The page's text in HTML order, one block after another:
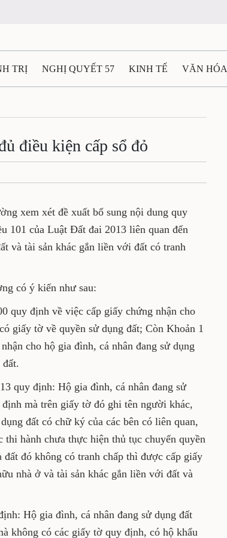
TRỊ NGHỊ QUYẾT 57 KINH TẾ VĂN HÓA
- MÔI TRƯỜNG THỂ THAO
điều kiện cấp sổ đỏ
xem xét đề xuất bổ sung nội dung quy
101 của Luật Đất đai 2013 liên quan đến
và tài sản khác gắn liền với đất có tranh
có ý kiến như sau:
quy định về việc cấp giấy chứng nhận cho
giấy tờ về quyền sử dụng đất; Còn Khoản 1
cho hộ gia đình, cá nhân đang sử dụng
quy định: Hộ gia đình, cá nhân đang sử
mà trên giấy tờ đó ghi tên người khác,
đất có chữ ký của các bên có liên quan,
hành chưa thực hiện thủ tục chuyển quyền
đó không có tranh chấp thì được cấp giấy
nhà ở và tài sản khác gắn liền với đất và
Hộ gia đình, cá nhân đang sử dụng đất
không có các giấy tờ quy định, có hộ khẩu